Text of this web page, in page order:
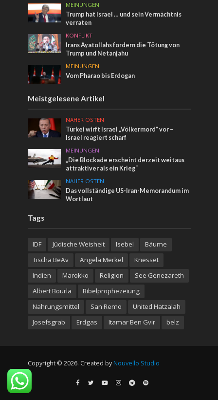
MEINUNGEN
Trump hat Israel … und sein Vermächtnis
verraten
KONFLIKT
Irans Ayatollahs fordern die Tötung von
Trump und Netanjahu
MEINUNGEN
Vom Pharao bis Erdogan
Meistgelesene Artikel
NAHER OSTEN
Türkei wirft Israel „Völkermord“ vor –
Israel reagiert scharf
MEINUNGEN
„Die Blockade erscheint derzeit weitaus
attraktiver als ein Krieg“
NAHER OSTEN
Das vollständige US-Iran-Memorandum im
Wortlaut
Tags
IDF Jüdische Weisheit Isebel
Bäume
Tischa BeAv
Angela Merkel
Knesset
Indien
Marokko Religion
See Genezareth
Albert Bourla
Bibelprophezeiung
Nahrungsmittel
San Remo
United Hatzalah
Josefsgrab
Erdgas Itamar Ben Gvir belz
Copyright © 2026. Created by Nouvello Studio